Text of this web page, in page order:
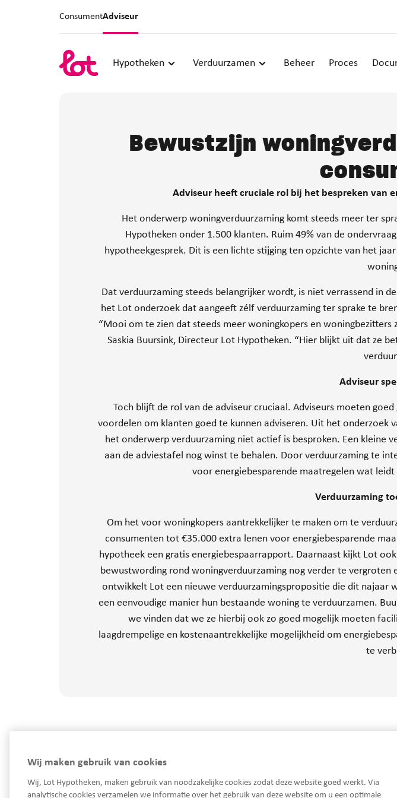
ConsumentAdviseur
Hypotheken Verduurzamen Beheer Proces
Bewustzijn
Adviseur heeft cruciale rol bij het bespreken van
Het onderwerp woningverduurzaming komt steeds meer ter
Hypotheken onder 1.500 klanten. Ruim 49% van de
hypotheekgesprek. Dit is een lichte stijging ten opzichte van het
Dat verduurzaming steeds belangrijker wordt, is niet verrassend in
het Lot onderzoek dat aangeeft zélf verduurzaming ter sprake te
“Mooi om te zien dat steeds meer woningkopers en
Saskia Buursink, Directeur Lot Hypotheken. “Hier blijkt uit dat ze
Adviseur
Toch blijft de rol van de adviseur cruciaal. Adviseurs moeten
voordelen om klanten goed te kunnen adviseren. Uit het onderzoek
het onderwerp verduurzaming niet actief is besproken. Een kleine
aan de adviestafel nog winst te behalen. Door verduurzaming te
voor energiebesparende maatregelen wat
Verduurzaming
Om het voor woningkopers aantrekkelijker te maken om te
consumenten tot €35.000 extra lenen voor energiebesparende
hypotheek een gratis energiebespaarrapport. Daarnaast kijkt Lot
bewustwording rond woningverduurzaming nog verder te
ontwikkelt Lot een nieuwe verduurzamingspropositie die dit
een eenvoudige manier hun bestaande woning te verduurzamen.
we vinden dat we ze hierbij ook zo goed mogelijk moeten
laagdrempelige en kostenaantrekkelijke mogelijkheid om
te
Hypotheken
Wij maken gebruik van cookies
Wij, Lot Hypotheken, maken gebruik van noodzakelijke cookies zodat deze website goed werkt. Via
analytische cookies verzamelen we informatie over het gebruik van deze website om u een optimale